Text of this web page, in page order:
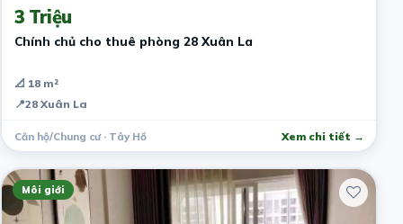
3 Triệu
Chính chủ cho thuê phòng 28 Xuân La
📐 18 m²
📍28 Xuân La
Căn hộ/Chung cư · Tây Hồ Xem chi tiết →
Môi giới